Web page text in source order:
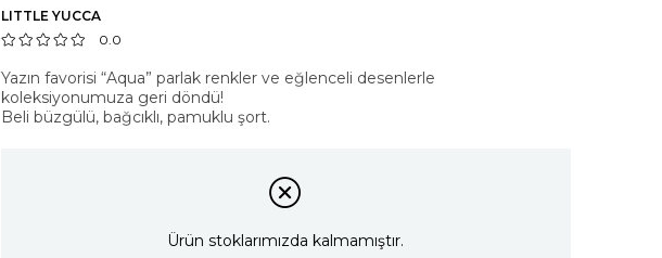
LITTLE YUCCA
0.0
Yazın favorisi “Aqua” parlak renkler ve eğlenceli desenlerle
koleksiyonumuza geri döndü!
Beli büzgülü, bağcıklı, pamuklu şort.
Ürün stoklarımızda kalmamıştır.